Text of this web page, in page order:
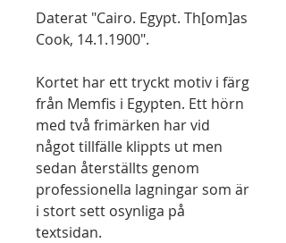
Daterat "Cairo. Egypt. Th[om]as
Cook, 14.1.1900".
Kortet har ett tryckt motiv i färg
från Memfis i Egypten. Ett hörn
med två frimärken har vid
något tillfälle klippts ut men
sedan återställts genom
professionella lagningar som är
i stort sett osynliga på
textsidan.